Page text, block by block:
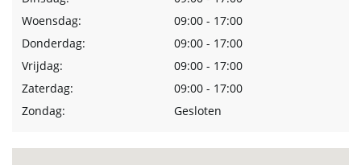
Woensdag:
09:00 - 17:00
Donderdag:
09:00 - 17:00
Vrijdag:
09:00 - 17:00
Zaterdag:
09:00 - 17:00
Zondag:
Gesloten